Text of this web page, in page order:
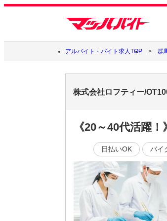
アルバイト・バイト求人TOP 群
株式会社ロフティー/
《20～40代活躍
日払いOK バイ